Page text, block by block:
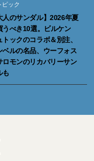
ピック
人のサンダル】2026年夏
うべき10選。ビルケン
トックのコラボ＆別注、
ベルの名品、ウーフォス
ロモンのリカバリーサン
も